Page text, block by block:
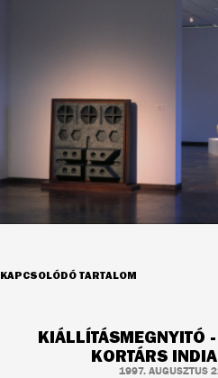
KAPCSOLÓDÓ TARTALOM
KIÁLLÍTÁSMEGNYITÓ
KORTÁRS
1997. AUGUSZTUS